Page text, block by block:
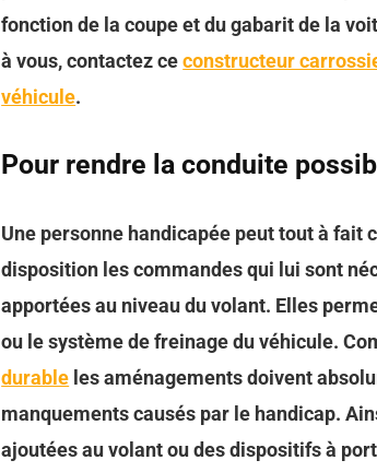
fonction de la coupe et du gabarit de la
à vous, contactez ceconstructeur
véhicule.
Pour rendre la conduite
Une personne handicapée peut tout à fait
disposition les commandes qui lui sont
apportées au niveau du volant. Elles
ou le système de freinage du véhicule.
durable les aménagements doivent
manquements causés par le handicap.
ajoutées au volant ou des dispositifs à